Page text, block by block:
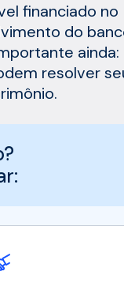
financiado no
do
ainda:
resolver